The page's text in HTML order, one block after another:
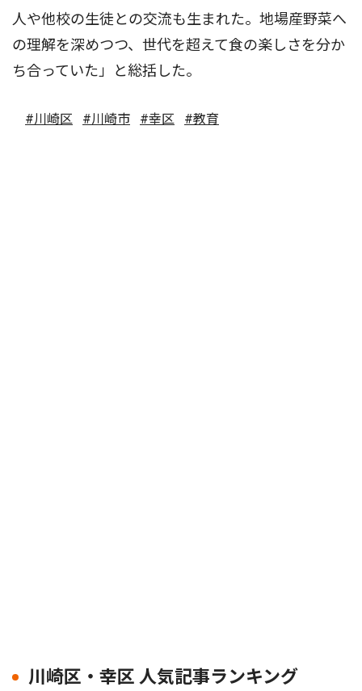
人や他校の生徒との交流も生まれた。地場産野菜へ
の理解を深めつつ、世代を超えて食の楽しさを分か
ち合っていた」と総括した。
#川崎区 #川崎市 #幸区 #教育
川崎区・幸区 人気記事ランキング